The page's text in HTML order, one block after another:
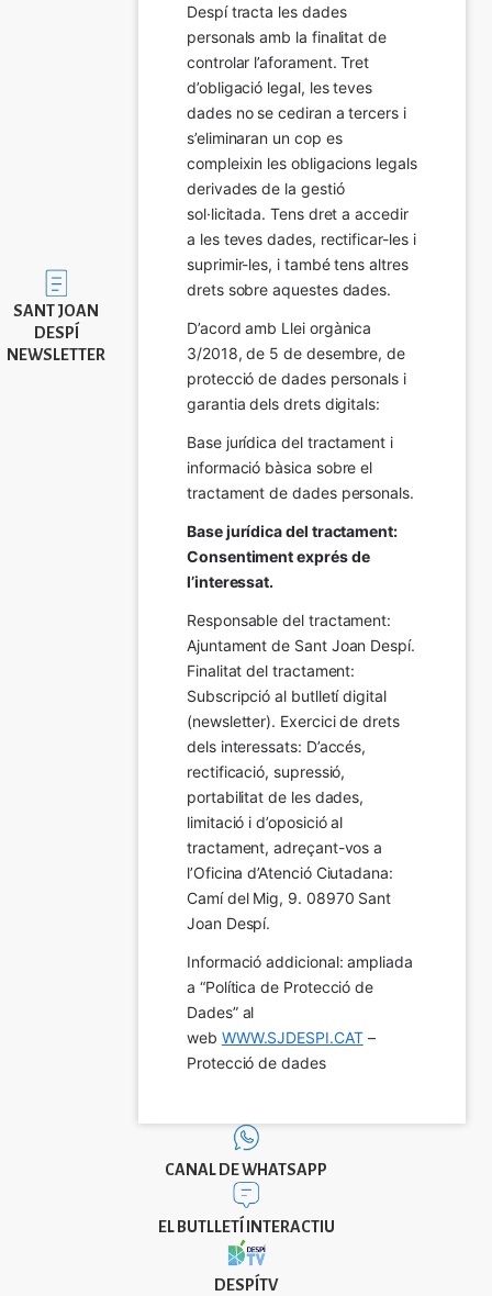
Imatge
SANT JOAN
DESPÍ
NEWSLETTER
Despí tracta les dades
personals amb la finalitat de
controlar l’aforament. Tret
d’obligació legal, les teves
dades no se cediran a tercers i
s’eliminaran un cop es
compleixin les obligacions legals
derivades de la gestió
sol·licitada. Tens dret a accedir
a les teves dades, rectificar-les i
suprimir-les, i també tens altres
drets sobre aquestes dades.
D’acord amb Llei orgànica
3/2018, de 5 de desembre, de
protecció de dades personals i
garantia dels drets digitals:
Base jurídica del tractament i
informació bàsica sobre el
tractament de dades personals.
Base jurídica del tractament:
Consentiment exprés de
l’interessat.
Responsable del tractament:
Ajuntament de Sant Joan Despí.
Finalitat del tractament:
Subscripció al butlletí digital
(newsletter). Exercici de drets
dels interessats: D’accés,
rectificació, supressió,
portabilitat de les dades,
limitació i d’oposició al
tractament, adreçant-vos a
l’Oficina d’Atenció Ciutadana:
Camí del Mig, 9. 08970 Sant
Joan Despí.
Informació addicional: ampliada
a “Política de Protecció de
Dades” al
web WWW.SJDESPI.CAT –
Protecció de dades
CANAL DE WHATSAPP
EL BUTLLETÍ INTERACTIU
DESPÍTV